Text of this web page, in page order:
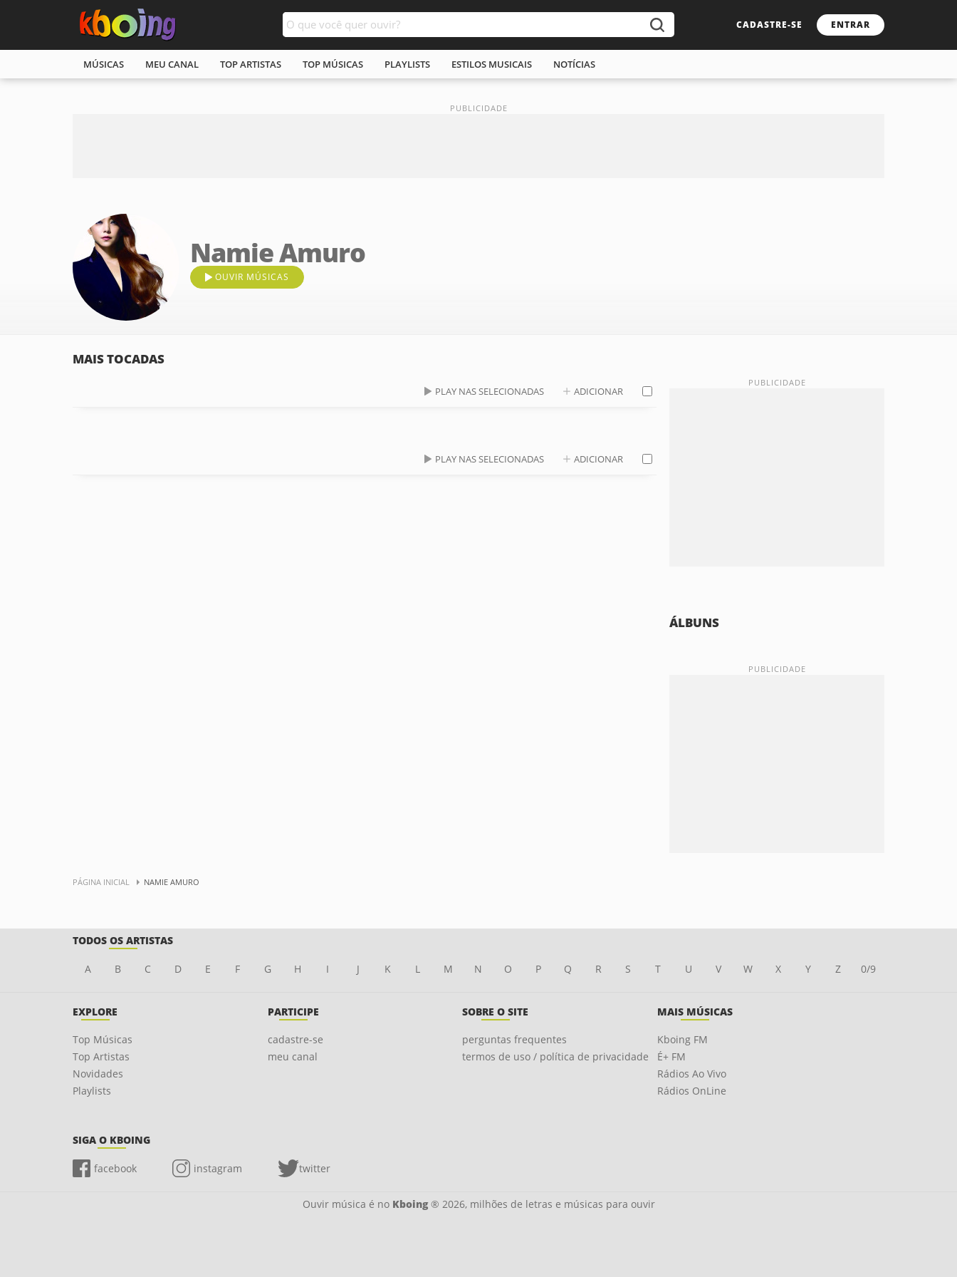
CADASTRE-SE ENTRAR
MÚSICAS MEU CANAL TOP ARTISTAS TOP MÚSICAS PLAYLISTS ESTILOS MUSICAIS NOTÍCIAS
Namie Amuro
OUVIR MÚSICAS
MAIS TOCADAS
PLAY NAS SELECIONADAS ADICIONAR
PLAY NAS SELECIONADAS ADICIONAR
ÁLBUNS
PÁGINA INICIAL NAMIE AMURO
TODOS OS ARTISTAS
A B C D E F G H I J K L M N O P Q R S T U V W X Y Z 0/9
EXPLORE
Top Músicas
Top Artistas
Novidades
Playlists
PARTICIPE
cadastre-se
meu canal
SOBRE O SITE
perguntas frequentes
termos de uso / política de privacidade
MAIS MÚSICAS
Kboing FM
É+ FM
Rádios Ao Vivo
Rádios OnLine
SIGA O KBOING
facebook instagram twitter
Ouvir música é no Kboing® 2026, milhões de letras e músicas para ouvir